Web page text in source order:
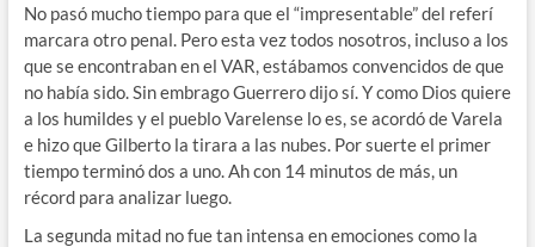
No pasó mucho tiempo para que el “impresentable” del referí
marcara otro penal. Pero esta vez todos nosotros, incluso a los
que se encontraban en el VAR, estábamos convencidos de que
no había sido. Sin embrago Guerrero dijo sí. Y como Dios quiere
a los humildes y el pueblo Varelense lo es, se acordó de Varela
e hizo que Gilberto la tirara a las nubes. Por suerte el primer
tiempo terminó dos a uno. Ah con 14 minutos de más, un
récord para analizar luego.
La segunda mitad no fue tan intensa en emociones como la